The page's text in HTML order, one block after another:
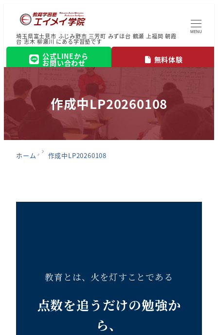
埼玉県富士見市 ふじみ野市 三芳町 みずほ台 鶴瀬 上福岡 朝霞
台 志木 柳瀬川 にある学習塾です
公式LINEから
お問い合わせ 無料体験
MENU
作成中LP20260108
ホーム 作成中LP20260108
教育とは、火を灯すことである
点数を追うだけの勉強か
ら、